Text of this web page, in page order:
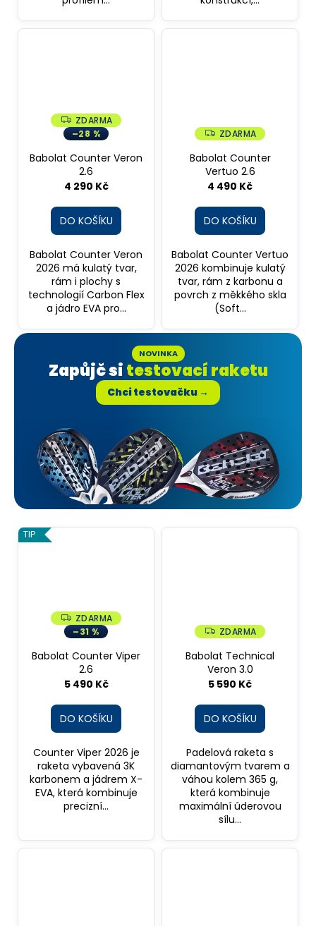
Z
D
A
M
ZDARMA
–28 %
Babolat Counter Veron
2.6
4 290 Kč
DO KOŠÍKU
Babolat Counter Veron
2026 má kulatý tvar,
rám i plochy s
technologií Carbon Flex
a jádro EVA pro...
Z
D
A
R
M
A
ZDARMA
Babolat Counter
Vertuo 2.6
4 490 Kč
DO KOŠÍKU
Babolat Counter Vertuo
2026 kombinuje kulatý
tvar, rám z karbonu a
povrch z měkkého skla
(Soft...
NOVINKA
Zapůjč sitestovací raketu
Chci testovačku →
TIP
Z
D
A
M
ZDARMA
–31 %
Babolat Counter Viper
2.6
5 490 Kč
DO KOŠÍKU
Counter Viper 2026 je
raketa vybavená 3K
karbonem a jádrem X-
EVA, která kombinuje
precizní...
Z
D
A
R
M
A
ZDARMA
Babolat Technical
Veron 3.0
5 590 Kč
DO KOŠÍKU
Padelová raketa s
diamantovým tvarem a
váhou kolem 365 g,
která kombinuje
maximální úderovou
sílu...